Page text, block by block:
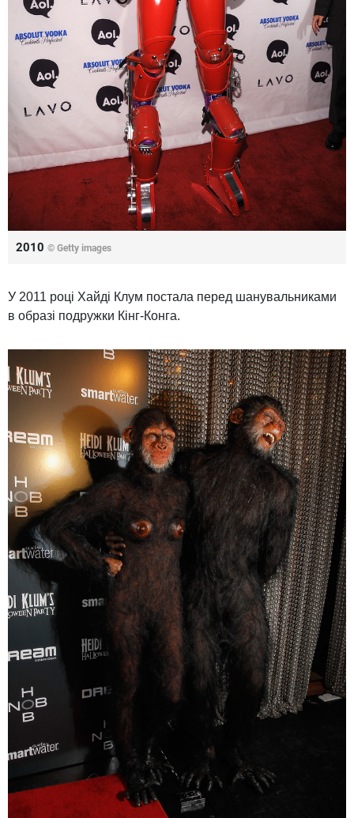
2010 © Getty images
У 2011 році Хайді Клум постала перед шанувальниками
в образі подружки Кінг-Конга.